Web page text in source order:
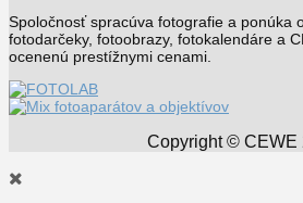
Spoločnosť spracúva fotografie a ponúka
fotodarčeky, fotoobrazy, fotokalendáre a
ocenenú prestížnymi cenami.
Copyright © CEWE